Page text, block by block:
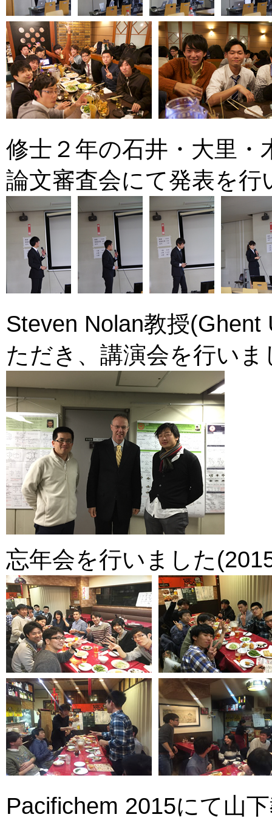
修士２年の石井・大里・
論文審査会にて発表を
Steven Nolan教授
ただき、講演会を行い
忘年会を行いました
Pacifichem 2015にて山